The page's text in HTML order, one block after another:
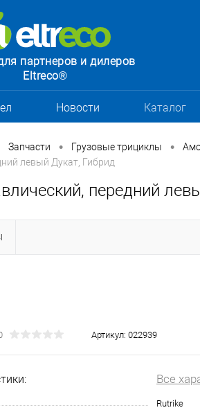
партнеров и дилеров
Eltreco®
Новости Каталог
Запчасти • Грузовые трициклы •
левый Дукат, Гибрид
передний
Артикул: 022939
Все
Rutrike